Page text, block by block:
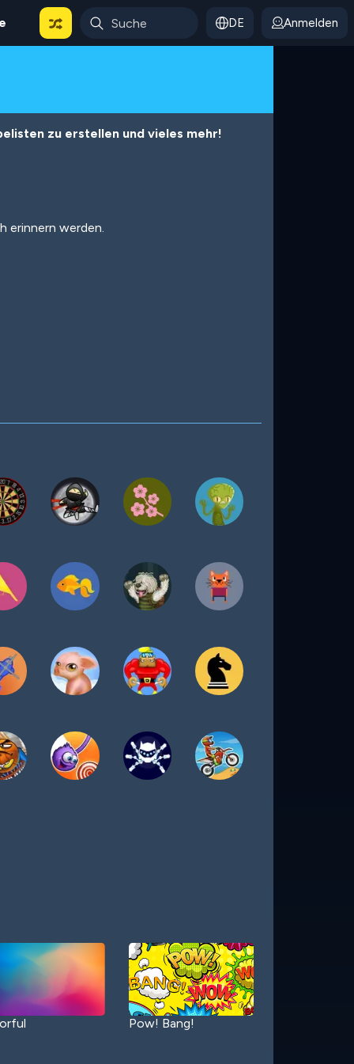
DE Anmelden
zu erstellen und vieles mehr!
erinnern werden.
Pow! Bang!